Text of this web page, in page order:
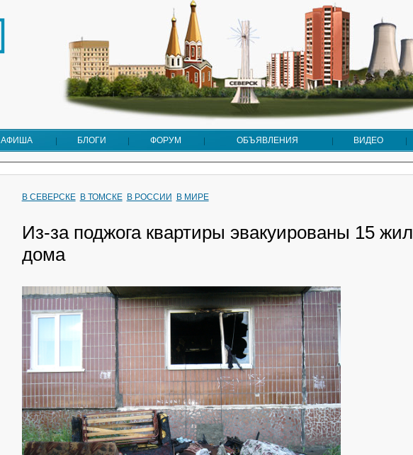
АФИША БЛОГИ ФОРУМ ОБЪЯВЛЕНИЯ ВИДЕО
В СЕВЕРСКЕ В ТОМСКЕ В РОССИИ В МИРЕ
Из-за поджога квартиры эвакуированы 15
дома